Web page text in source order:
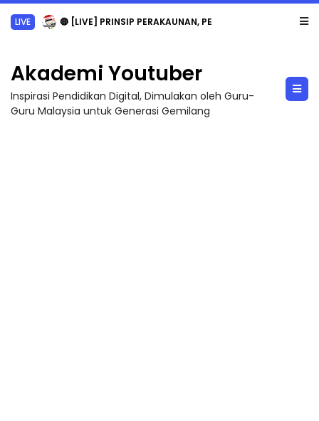
LIVE 🔴 [LIVE] PRINSIP PERAKAUNAN, PECUT SKOR SOALAN 1 TRIAL OLEH CIKGU WAN...
Akademi Youtuber
Inspirasi Pendidikan Digital, Dimulakan oleh Guru-
Guru Malaysia untuk Generasi Gemilang